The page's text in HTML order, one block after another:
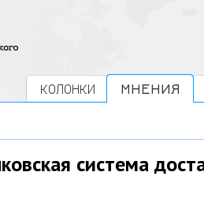
КОЛОНКИ МНЕНИЯ
система